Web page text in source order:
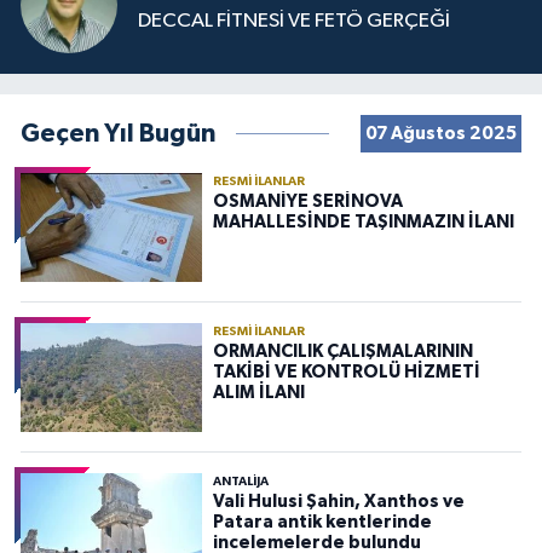
DECCAL FİTNESİ VE FETÖ GERÇEĞİ
Geçen Yıl Bugün 07 Ağustos 2025
RESMI İLANLAR
OSMANİYE SERİNOVA
MAHALLESİNDE TAŞINMAZIN İLANI
RESMI İLANLAR
ORMANCILIK ÇALIŞMALARININ
TAKİBİ VE KONTROLÜ HİZMETİ
ALIM İLANI
ANTALIJA
Vali Hulusi Şahin, Xanthos ve
Patara antik kentlerinde
incelemelerde bulundu